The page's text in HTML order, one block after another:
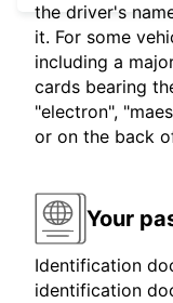
the driver's
it. For some
including a
cards bearing
"electron",
or on the back
Your
Identification
identification